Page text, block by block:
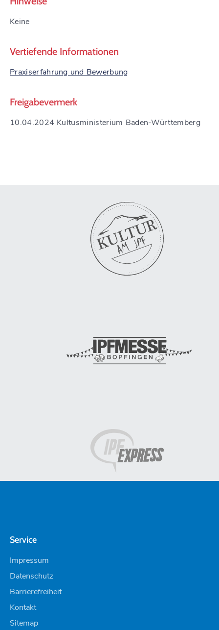
Keine
Vertiefende Informationen
Praxiserfahrung und Bewerbung
Freigabevermerk
10.04.2024 Kultusministerium Baden-Württemberg
Service
Impressum
Datenschutz
Barrierefreiheit
Kontakt
Sitemap